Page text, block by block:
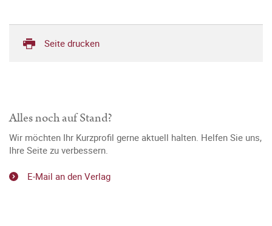
Seite drucken
Alles noch auf Stand?
Wir möchten Ihr Kurzprofil gerne aktuell halten. Helfen Sie uns,
Ihre Seite zu verbessern.
E-Mail an den Verlag